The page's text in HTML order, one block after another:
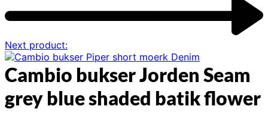
Next product:
Cambio bukser Jorden Seam
grey blue shaded batik flower